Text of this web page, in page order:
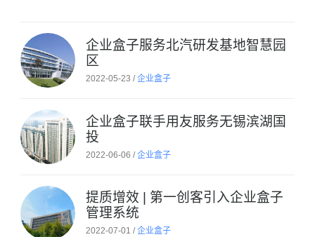
企业盒子服务北汽研发基地智慧园
区
2022-05-23 /企业盒子
企业盒子联手用友服务无锡滨湖国
投
2022-06-06 /企业盒子
提质增效 | 第一创客引入企业盒子
管理系统
2022-07-01 /企业盒子